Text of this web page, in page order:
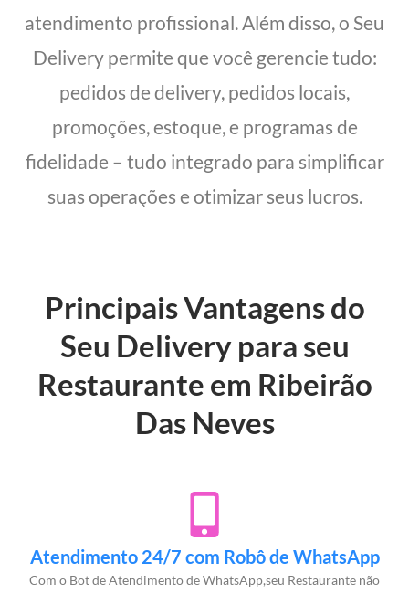
atendimento profissional. Além disso, o Seu
Delivery permite que você gerencie tudo:
pedidos de delivery, pedidos locais,
promoções, estoque, e programas de
fidelidade – tudo integrado para simplificar
suas operações e otimizar seus lucros.
Principais Vantagens do
Seu Delivery para seu
Restaurante em Ribeirão
Das Neves
Atendimento 24/7 com Robô de WhatsApp
Com o Bot de Atendimento de WhatsApp,seu Restaurante não